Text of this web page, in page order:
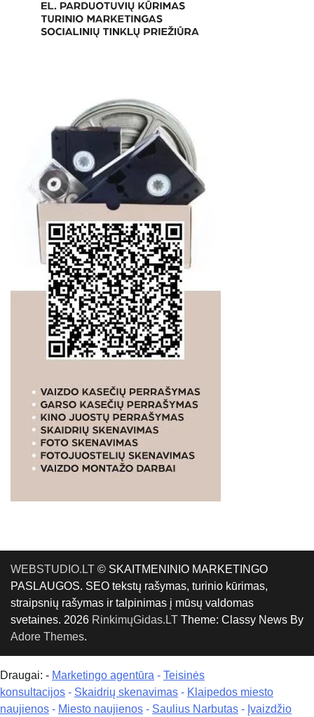
WEBSTUDIO.LT © SKAITMENINIO MARKETINGO
PASLAUGOS. SEO tekstų rašymas, turinio kūrimas,
straipsnių rašymas ir talpinimas į mūsų valdomas
svetaines. 2026 RinkimųGidas.LT Theme: Classy News By
Adore Themes.
Draugai: - Marketingo agentūra - Teisinės
konsultacijos - Skaidrių skenavimas - Klaipedos miesto
naujienos - Miesto naujienos - Saulius Narbutas - Įvaizdžio